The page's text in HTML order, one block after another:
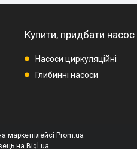
Купити, придбати насос
Насоси циркуляційні
Глибинні насоси
маркетплейсі Prom.ua
на Bigl.ua